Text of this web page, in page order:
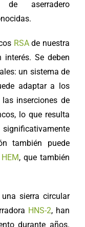
de aserradero
RSAde nuestra
Se deben
un sistema de
adaptar a los
inserciones de
lo que resulta
también puede
HEM, que también
sierra circular
HNS-2, han
durante años.